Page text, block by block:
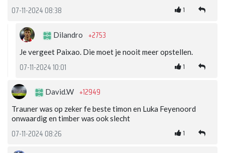
07-11-2024 08:38 1
Dilandro +2753
Je vergeet Paixao. Die moet je nooit meer opstellen.
07-11-2024 10:01 1
David.W +12949
Trauner was op zeker fe beste timon en Luka Feyenoord
onwaardig en timber was ook slecht
07-11-2024 08:26 1